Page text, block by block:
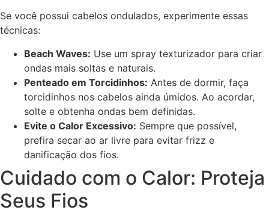
Se você possui cabelos ondulados, experimente essas
técnicas:
Beach Waves: Use um spray texturizador para criar
ondas mais soltas e naturais.
Penteado em Torcidinhos: Antes de dormir, faça
torcidinhos nos cabelos ainda úmidos. Ao acordar,
solte e obtenha ondas bem definidas.
Evite o Calor Excessivo: Sempre que possível,
prefira secar ao ar livre para evitar frizz e
danificação dos fios.
Cuidado com o Calor: Proteja
Seus Fios